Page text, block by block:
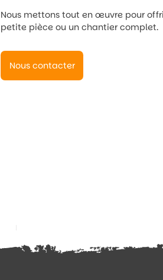
Nous mettons tout en œuvre pour
petite pièce ou un chantier complet.
Nous contacter